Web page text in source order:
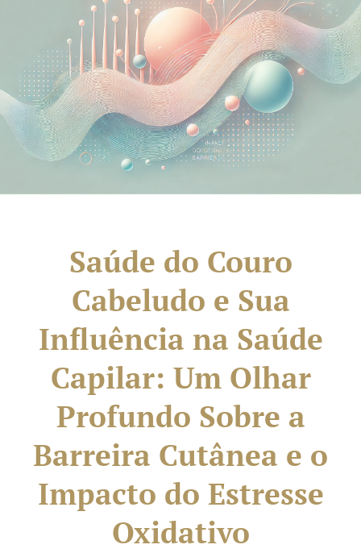
Saúde do Couro
Cabeludo e Sua
Influência na Saúde
Capilar: Um Olhar
Profundo Sobre a
Barreira Cutânea e o
Impacto do Estresse
Oxidativo